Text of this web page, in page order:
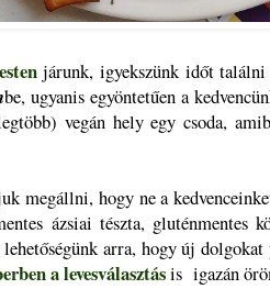
járunk, igyekszünk időt
be, ugyanis egyöntetűen a
vegán hely egy csoda,
megállni, hogy ne a
ázsiai tészta, gluténmentes
arra, hogy új
a levesválasztásis igazán